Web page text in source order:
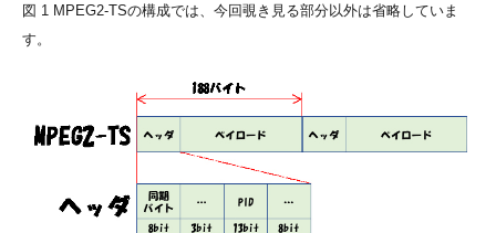
図 1 MPEG2-TSの構成では、今回覗き見る部分以外は省略していま
す。